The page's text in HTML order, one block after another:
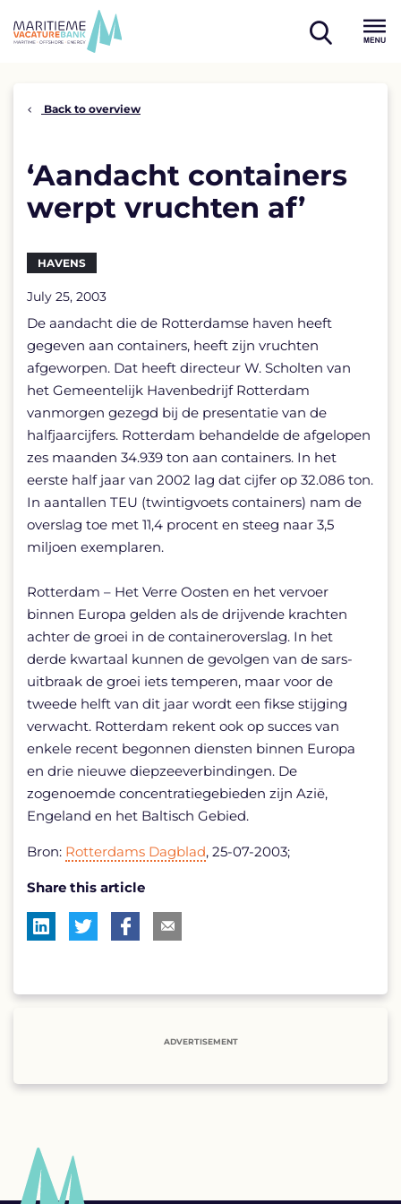
open
Back to overview
‘Aandacht containers
werpt vruchten af’
HAVENS
July 25, 2003
De aandacht die de Rotterdamse haven heeft
gegeven aan containers, heeft zijn vruchten
afgeworpen. Dat heeft directeur W. Scholten van
het Gemeentelijk Havenbedrijf Rotterdam
vanmorgen gezegd bij de presentatie van de
halfjaarcijfers. Rotterdam behandelde de afgelopen
zes maanden 34.939 ton aan containers. In het
eerste half jaar van 2002 lag dat cijfer op 32.086 ton.
In aantallen TEU (twintigvoets containers) nam de
overslag toe met 11,4 procent en steeg naar 3,5
miljoen exemplaren.
Rotterdam – Het Verre Oosten en het vervoer
binnen Europa gelden als de drijvende krachten
achter de groei in de containeroverslag. In het
derde kwartaal kunnen de gevolgen van de sars-
uitbraak de groei iets temperen, maar voor de
tweede helft van dit jaar wordt een fikse stijging
verwacht. Rotterdam rekent ook op succes van
enkele recent begonnen diensten binnen Europa
en drie nieuwe diepzeeverbindingen. De
zogenoemde concentratiegebieden zijn Azië,
Engeland en het Baltisch Gebied.
Bron: Rotterdams Dagblad, 25-07-2003;
Share this article
ADVERTISEMENT